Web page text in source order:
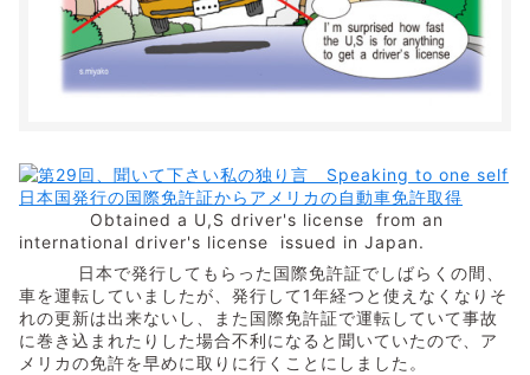
Obtained a U,S driver's license from an
international driver's license issued in Japan.
日本で発行してもらった国際免許証でしばらくの間、
車を運転していましたが、発行して1年経つと使えなくなりそ
れの更新は出来ないし、また国際免許証で運転していて事故
に巻き込まれたりした場合不利になると聞いていたので、ア
メリカの免許を早めに取りに行くことにしました。